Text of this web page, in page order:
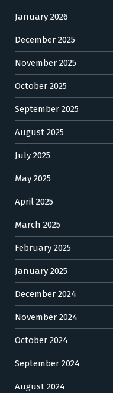
January 2026
December 2025
November 2025
October 2025
September 2025
August 2025
July 2025
May 2025
April 2025
March 2025
February 2025
January 2025
December 2024
November 2024
October 2024
September 2024
August 2024